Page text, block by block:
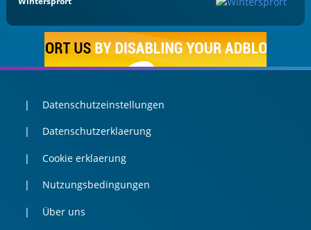
Datenschutzeinstellungen
Datenschutzerklaerung
Cookie erklaerung
Nutzungsbedingungen
Über uns